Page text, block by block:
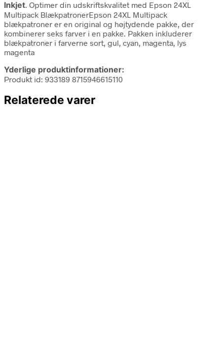
Inkjet. Optimer din udskriftskvalitet med Epson 24XL
Multipack BlækpatronerEpson 24XL Multipack
blækpatroner er en original og højtydende pakke, der
kombinerer seks farver i en pakke. Pakken inkluderer
blækpatroner i farverne sort, gul, cyan, magenta, lys
magenta
Yderlige produktinformationer:
Produkt id: 933189 8715946615110
Relaterede varer